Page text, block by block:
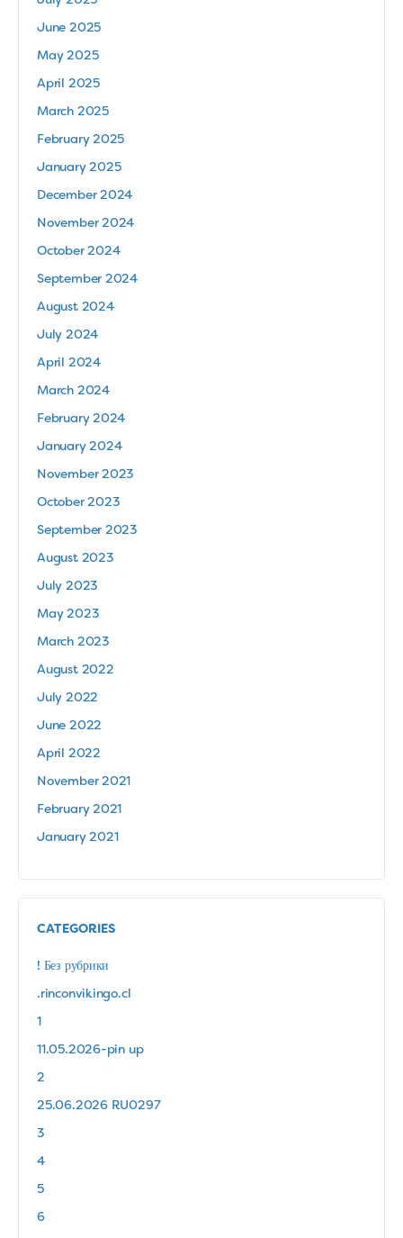
June 2025
May 2025
April 2025
March 2025
February 2025
January 2025
December 2024
November 2024
October 2024
September 2024
August 2024
July 2024
April 2024
March 2024
February 2024
January 2024
November 2023
October 2023
September 2023
August 2023
July 2023
May 2023
March 2023
August 2022
July 2022
June 2022
April 2022
November 2021
February 2021
January 2021
CATEGORIES
! Без рубрики
.rinconvikingo.cl
1
11.05.2026-pin up
2
25.06.2026 RU0297
3
4
5
6